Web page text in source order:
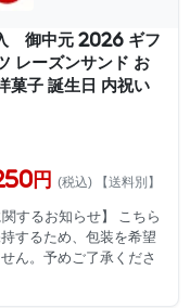
御中元 2026 ギフ
レーズンサンド お
菓子 誕生日 内祝い
円 (税込) 【送料別】
するお知らせ】 こちら
するため、包装を希望
ん。予めご了承くださ